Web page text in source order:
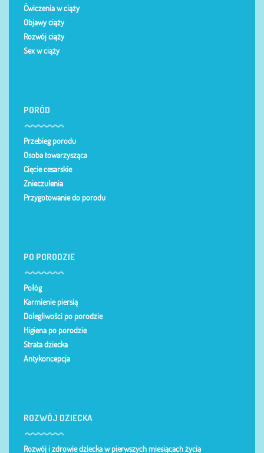
Ćwiczenia w ciąży
Objawy ciąży
Rozwój ciąży
Sex w ciąży
PORÓD
Przebieg porodu
Osoba towarzysząca
Cięcie cesarskie
Znieczulenia
Przygotowanie do porodu
PO PORODZIE
Połóg
Karmienie piersią
Dolegliwości po porodzie
Higiena po porodzie
Strata dziecka
Antykoncepcja
ROZWÓJ DZIECKA
Rozwój i zdrowie dziecka w pierwszych miesiącach życia